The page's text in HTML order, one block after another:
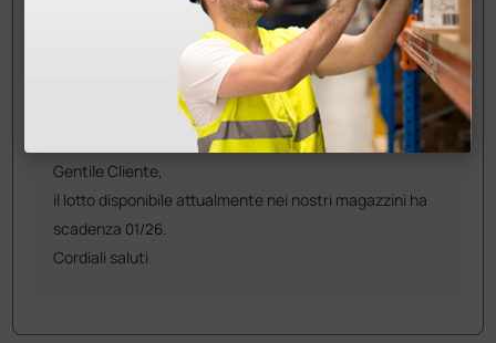
CHE DATA DI SCADENZA HANNO QUESTI
CEROTTI COD. 102221?
- 13/10/2022
Gentile Cliente,
il lotto disponibile attualmente nei nostri magazzini ha
scadenza 01/26.
Cordiali saluti